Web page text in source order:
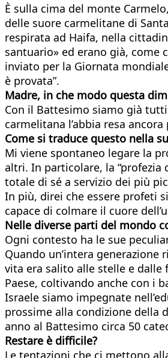
È sulla cima del monte
delle suore carmelitane di
respirata ad Haifa, nella
santuario» ed erano già,
inviato per la Giornata
è provata”.
Madre, in che modo questa
Con il Battesimo siamo già
carmelitana l’abbia resa
Come si traduce questo nella
Mi viene spontaneo legare la
altri. In particolare, la “profezia
totale di sé a servizio dei più
In più, direi che essere profeti
capace di colmare il cuore
Nelle diverse parti del mondo
Ogni contesto ha le sue
Quando un’intera
vita era salito alle stelle e
Paese, coltivando anche con i
Israele siamo impegnate
prossime alla condizione della
anno al Battesimo circa 50
Restare è difficile?
Le tentazioni che ci mettono